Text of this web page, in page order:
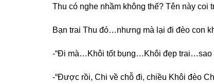
Thu có nghe nhầm không thế? Tên này
Bạn trai Thu đó…nhưng mà lại đi đèo con
-“Đi mà…Khôi tốt bụng…Khôi đẹp trai…sao
-“Được rồi, Chi về chỗ đi, chiều Khôi đèo